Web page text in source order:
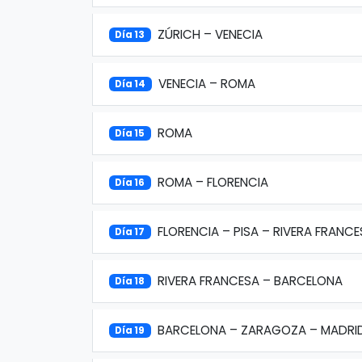
Día 13 ZÚRICH – VENECIA
Día 14 VENECIA – ROMA
Día 15 ROMA
Día 16 ROMA – FLORENCIA
Día 17 FLORENCIA – PISA – RIVERA
Día 18 RIVERA FRANCESA – BARCELONA
Día 19 BARCELONA – ZARAGOZA –